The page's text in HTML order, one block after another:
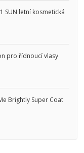
SUN letní kosmetická
pro řídnoucí vlasy
Brightly Super Coat